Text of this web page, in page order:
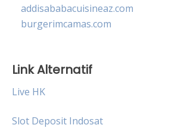
addisababacuisineaz.com
burgerimcamas.com
Link Alternatif
Live HK
Slot Deposit Indosat